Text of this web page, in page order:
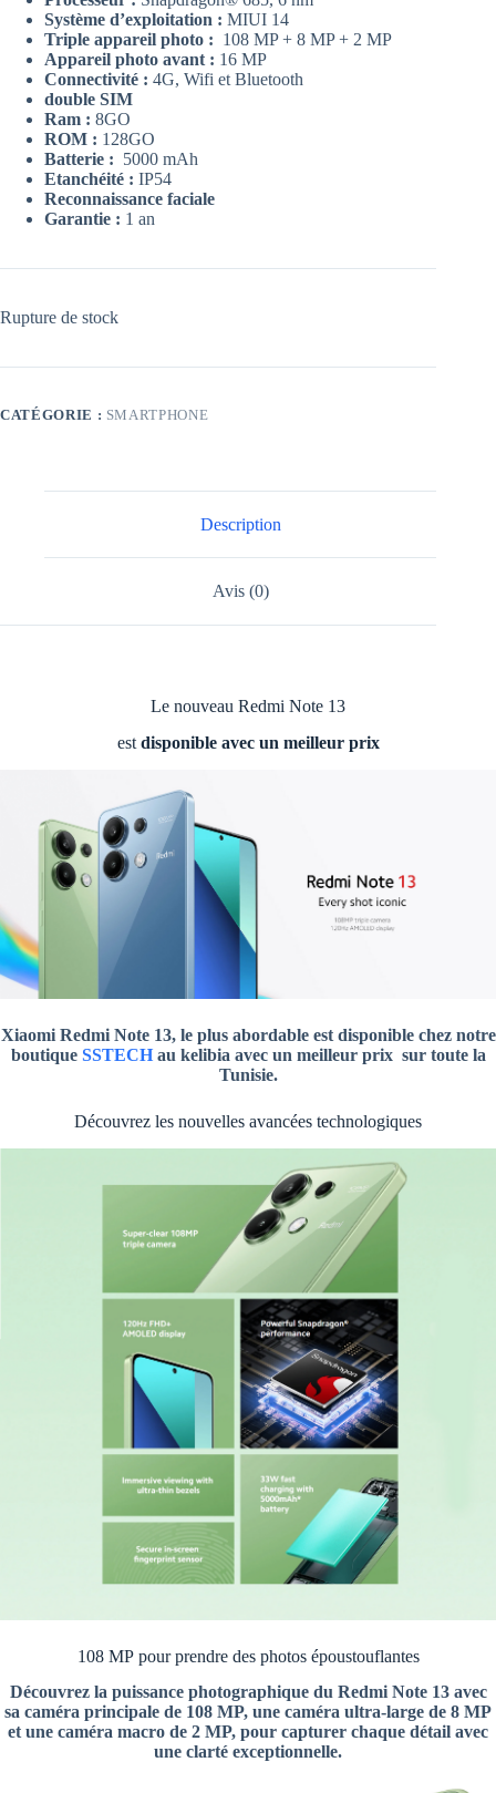
Système d’exploitation : MIUI 14
Triple appareil photo : 108 MP + 8 MP + 2 MP
Appareil photo avant : 16 MP
Connectivité : 4G, Wifi et Bluetooth
double SIM
Ram : 8GO
ROM : 128GO
Batterie : 5000 mAh
Etanchéité : IP54
Reconnaissance faciale
Garantie : 1 an
Rupture de stock
CATÉGORIE : SMARTPHONE
Description
Avis (0)
Le nouveau Redmi Note 13
est disponible avec un meilleur prix
Xiaomi Redmi Note 13, le plus abordable est disponible chez notre
boutique SSTECH au kelibia avec un meilleur prix sur toute la
Tunisie.
Découvrez les nouvelles avancées technologiques
108 MP pour prendre des photos époustouflantes
Découvrez la puissance photographique du Redmi Note 13 avec
sa caméra principale de 108 MP, une caméra ultra-large de 8 MP
et une caméra macro de 2 MP, pour capturer chaque détail avec
une clarté exceptionnelle.